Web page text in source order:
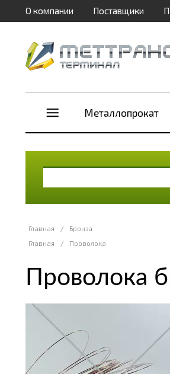
О компании Поставщики
Металлопрокат
Главная /
Бронза
Главная
/ Проволока
Проволока